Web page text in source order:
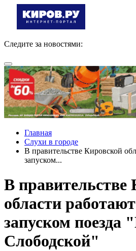
Следите за новостями:
Главная
Слухи в городе
В правительстве Кировской
запуском...
В правительстве
области
запуском поезда
Слободской"